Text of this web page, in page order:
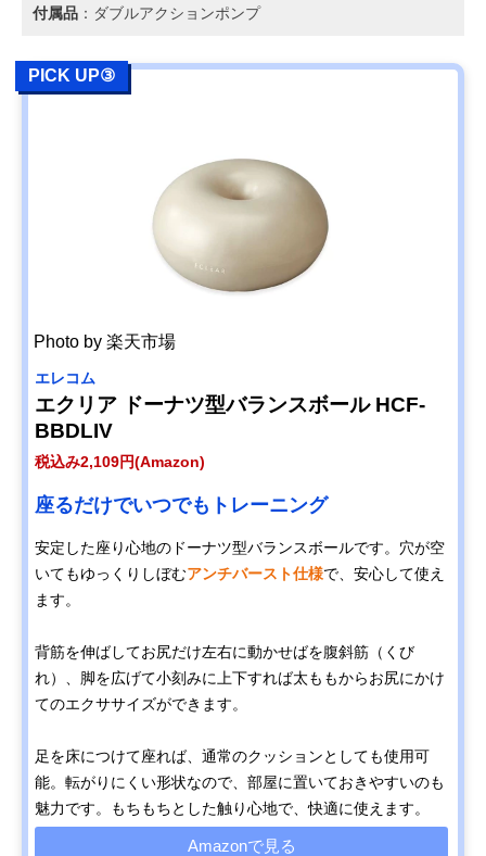
付属品 ：ダブルアクションポンプ
PICK UP③
Photo by 楽天市場
エレコム
エクリア ドーナツ型バランスボール HCF-
BBDLIV
税込み2,109円(Amazon)
座るだけでいつでもトレーニング
安定した座り心地のドーナツ型バランスボールです。穴が空
いてもゆっくりしぼむアンチバースト仕様で、安心して使え
ます。
背筋を伸ばしてお尻だけ左右に動かせばを腹斜筋（くび
れ）、脚を広げて小刻みに上下すれば太ももからお尻にかけ
てのエクササイズができます。
足を床につけて座れば、通常のクッションとしても使用可
能。転がりにくい形状なので、部屋に置いておきやすいのも
魅力です。もちもちとした触り心地で、快適に使えます。
Amazonで見る